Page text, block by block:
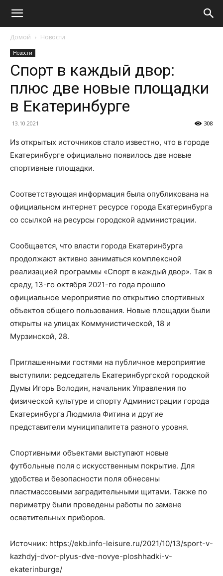
Домой Новости
Новости
Спорт в каждый двор:
плюс две новые площадки
в Екатеринбурге
13.10.2021 308
Из открытых источников стало известно, что в городе
Екатеринбурге официально появилось две новые
спортивные площадки.
Соответствующая информация была опубликована на
официальном интернет ресурсе города Екатеринбурга
со ссылкой на ресурсы городской администрации.
Сообщается, что власти города Екатеринбурга
продолжают активно заниматься комплексной
реализацией программы «Спорт в каждый двор». Так в
среду, 13-го октября 2021-го года прошло
официальное мероприятие по открытию спортивных
объектов общего пользования. Новые площадки были
открыты на улицах Коммунистической, 18 и
Мурзинской, 28.
Приглашенными гостями на публичное мероприятие
выступили: редседатель Екатеринбургской городской
Думы Игорь Володин, начальник Управления по
физической культуре и спорту Администрации города
Екатеринбурга Людмила Фитина и другие
представители муниципалитета разного уровня.
Спортивными объектами выступают новые
футбольные поля с искусственным покрытие. Для
удобства и безопасности поля обнесены
пластмассовыми заградительными щитами. Также по
периметру были проведены работы по замене
осветительных приборов.
Источник: https://ekb.info-leisure.ru/2021/10/13/sport-v-
kazhdyj-dvor-plyus-dve-novye-ploshhadki-v-
ekaterinburge/